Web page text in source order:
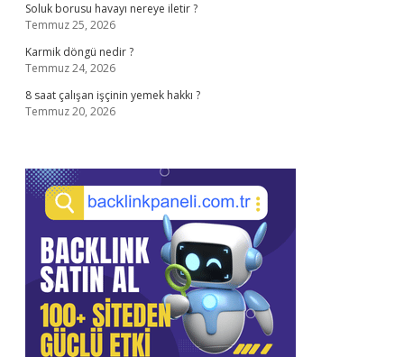
Soluk borusu havayı nereye iletir ?
Temmuz 25, 2026
Karmik döngü nedir ?
Temmuz 24, 2026
8 saat çalışan işçinin yemek hakkı ?
Temmuz 20, 2026